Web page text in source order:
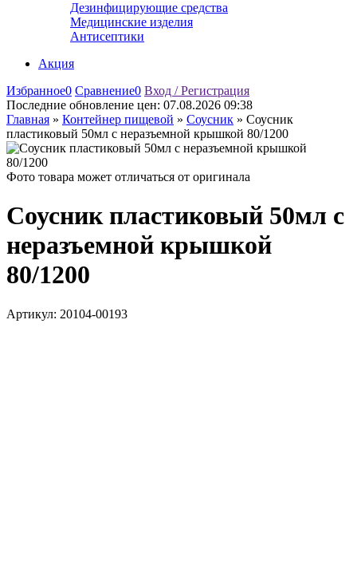
Дезинфицирующие средства
Медицинские изделия
Антисептики
Акция
Избранное0 Сравнение0 Вход / Регистрация
Последние обновление цен: 07.08.2026 09:38
Главная » Контейнер пищевой » Соусник » Соусник
пластиковый 50мл с неразъемной крышкой 80/1200
Фото товара может отличаться от оригинала
Соусник пластиковый 50мл с
неразъемной крышкой
80/1200
Артикул: 20104-00193